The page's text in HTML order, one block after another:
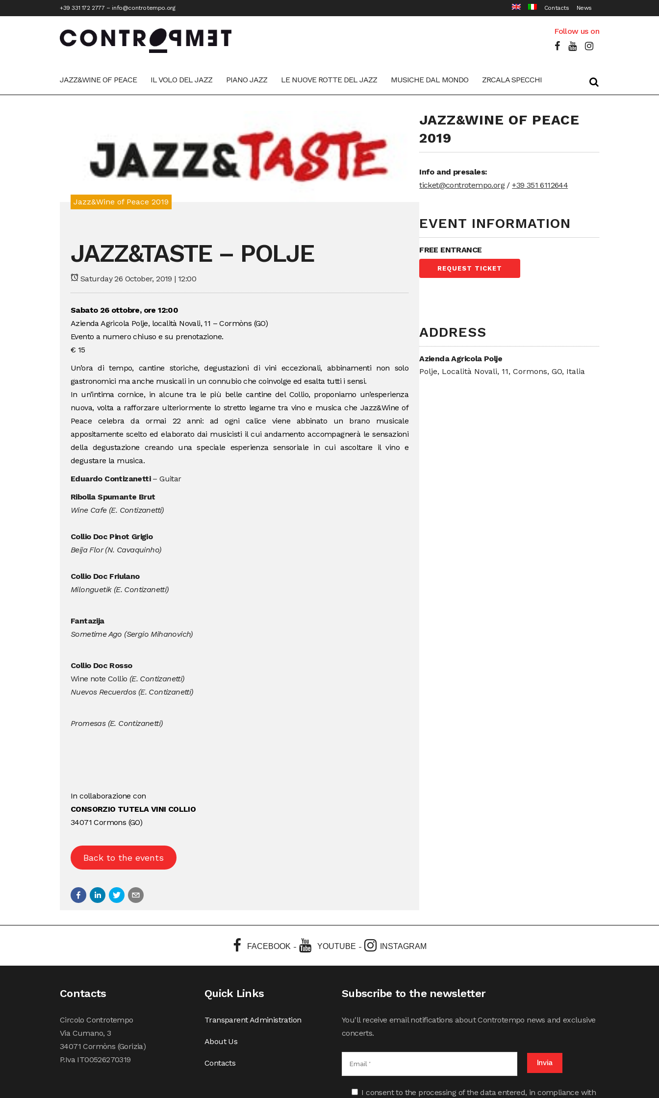
+39 331 172 2777 – info@controtempo.org Contacts News
Follow us on
JAZZ&WINE OF PEACE IL VOLO DEL JAZZ PIANO JAZZ LE NUOVE ROTTE DEL JAZZ MUSICHE DAL MONDO ZRCALA SPECCHI
Jazz&Wine of Peace 2019
JAZZ&TASTE – POLJE
Saturday 26 October, 2019 | 12:00
Sabato 26 ottobre, ore 12:00
Azienda Agricola Polje, località Novali, 11 – Cormòns (GO)
Evento a numero chiuso e su prenotazione.
€ 15
Un’ora di tempo, cantine storiche, degustazioni di vini eccezionali, abbinamenti non solo
gastronomici ma anche musicali in un connubio che coinvolge ed esalta tutti i sensi.
In un’intima cornice, in alcune tra le più belle cantine del Collio, proponiamo un’esperienza
nuova, volta a rafforzare ulteriormente lo stretto legame tra vino e musica che Jazz&Wine of
Peace celebra da ormai 22 anni: ad ogni calice viene abbinato un brano musicale
appositamente scelto ed elaborato dai musicisti il cui andamento accompagnerà le sensazioni
della degustazione creando una speciale esperienza sensoriale in cui ascoltare il vino e
degustare la musica.
Eduardo Contizanetti– Guitar
Ribolla Spumante Brut
Wine Cafe (E. Contizanetti)
Collio Doc Pinot Grigio
Beija Flor (N. Cavaquinho)
Collio Doc Friulano
Milonguetik (E. Contizanetti)
Fantazija
Sometime Ago (Sergio Mihanovich)
Collio Doc Rosso
Wine note Collio (E. Contizanetti)
Nuevos Recuerdos (E. Contizanetti)
Promesas (E. Contizanetti)
In collaborazione con
CONSORZIO TUTELA VINI COLLIO
34071 Cormons (GO)
Back to the events
JAZZ&WINE OF PEACE
2019
Info and presales:
ticket@controtempo.org/+39 351 6112644
EVENT INFORMATION
FREE ENTRANCE
REQUEST TICKET
ADDRESS
Azienda Agricola Polje
Polje, Località Novali, 11, Cormons, GO, Italia
FACEBOOK- YOUTUBE - INSTAGRAM
Contacts
Circolo Controtempo
Via Cumano, 3
34071 Cormòns (Gorizia)
P.Iva IT00526270319
Quick Links
Transparent Administration
About Us
Contacts
Subscribe to the newsletter
You'll receive email notifications about Controtempo news and exclusive
concerts.
I consent to the processing of the data entered, in compliance with